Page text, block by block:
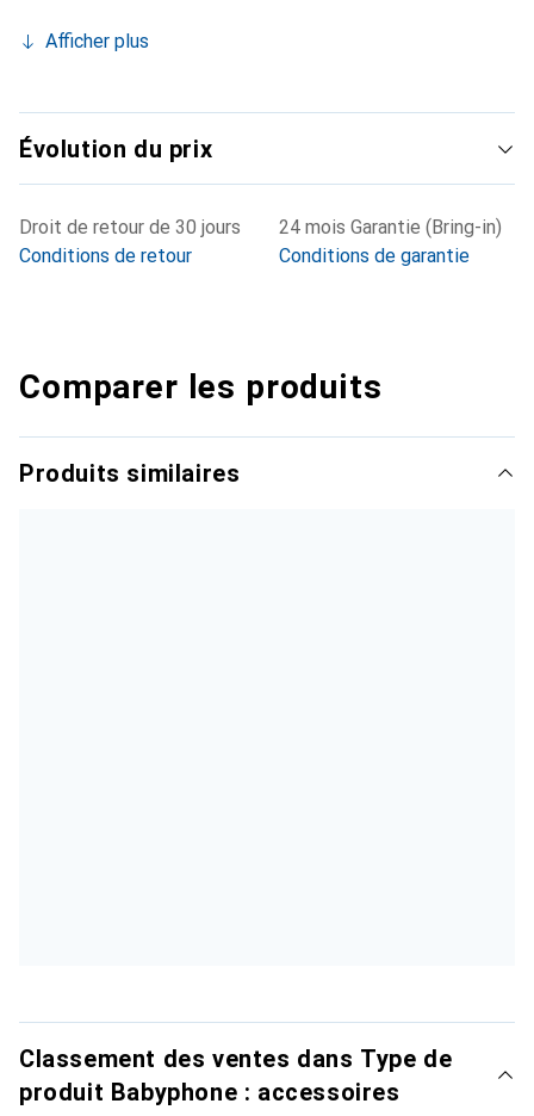
Afficher plus
Évolution du prix
Droit de retour de 30 jours
Conditions de retour
24 mois Garantie (Bring-in)
Conditions de garantie
Comparer les produits
Produits similaires
Classement des ventes dans Type de
produit Babyphone : accessoires